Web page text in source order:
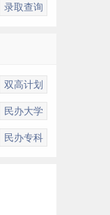
录取查询
双高计划
民办大学
民办专科